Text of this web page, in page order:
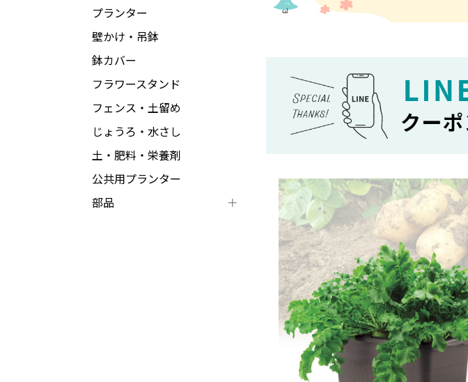
プランター
壁かけ・吊鉢
鉢カバー
フラワースタンド
フェンス・土留め
じょうろ・水さし
土・肥料・栄養剤
公共用プランター
部品